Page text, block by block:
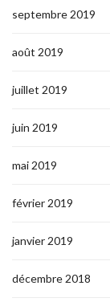
septembre 2019
août 2019
juillet 2019
juin 2019
mai 2019
février 2019
janvier 2019
décembre 2018